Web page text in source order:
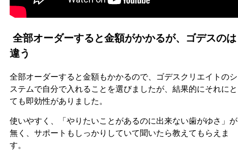
全部オーダーすると金額がかかるが、ゴデスのは
違う
全部オーダーすると金額もかかるので、ゴデスクリエイトのシ
ステムで自分で入れることを選びましたが、結果的にそれにと
ても即効性がありました。
使いやすく、「やりたいことがあるのに出来ない歯がゆさ」が
無く、サポートもしっかりしていて聞いたら教えてもらえま
す。